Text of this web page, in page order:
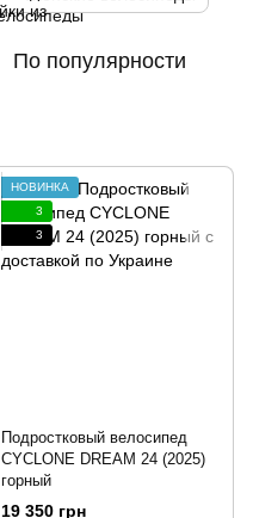
По популярности
НОВИНКА
3
3
Подростковый велосипед
CYCLONE DREAM 24 (2025)
горный
19 350 грн